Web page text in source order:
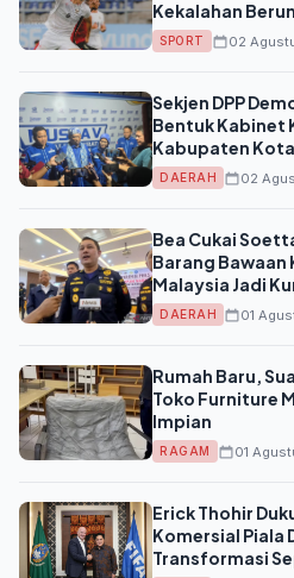
Kekalahan
SPORT 02
Sekjen DPP
Bentuk Kabinet
Kabupaten
DAERAH 02
Bea Cukai
Barang Bawaan
Malaysia Jadi
DAERAH 01
Rumah Baru,
Toko Furniture
Impian
RAGAM 01
Erick Thohir
Komersial Piala
Transformasi